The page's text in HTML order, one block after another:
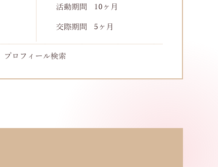
活動期間 10ヶ月
交際期間 5ヶ月
ロフィール検索